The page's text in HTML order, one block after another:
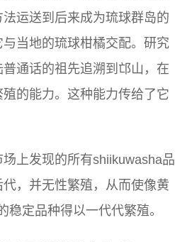
运送到后来成为琉球群岛的
当地的琉球柑橘交配。研究
通话的祖先追溯到邙山，在
的能力。这种能力传给了它
上发现的所有shiikuwasha品
，并无性繁殖，从而使像黄
稳定​​品种得以一代代繁殖。